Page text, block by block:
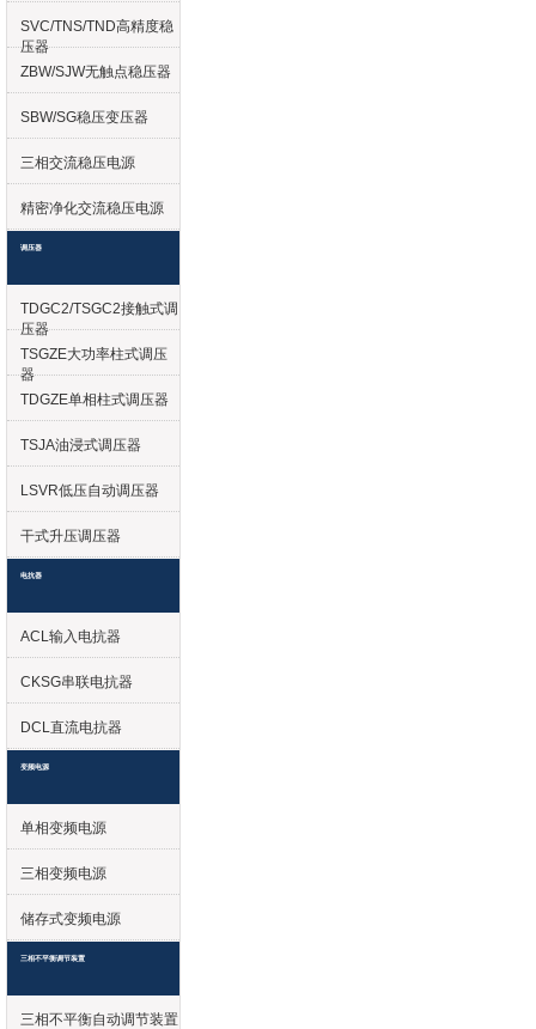
SVC/TNS/TND高精度稳
压器
ZBW/SJW无触点稳压器
SBW/SG稳压变压器
三相交流稳压电源
精密净化交流稳压电源
调压器
TDGC2/TSGC2接触式调
压器
TSGZE大功率柱式调压
器
TDGZE单相柱式调压器
TSJA油浸式调压器
LSVR低压自动调压器
干式升压调压器
电抗器
ACL输入电抗器
CKSG串联电抗器
DCL直流电抗器
变频电源
单相变频电源
三相变频电源
储存式变频电源
三相不平衡调节装置
三相不平衡自动调节装置